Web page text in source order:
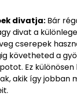
divatja: Bár
divat a
cserepek
követheted a
Ez
akik így jobban